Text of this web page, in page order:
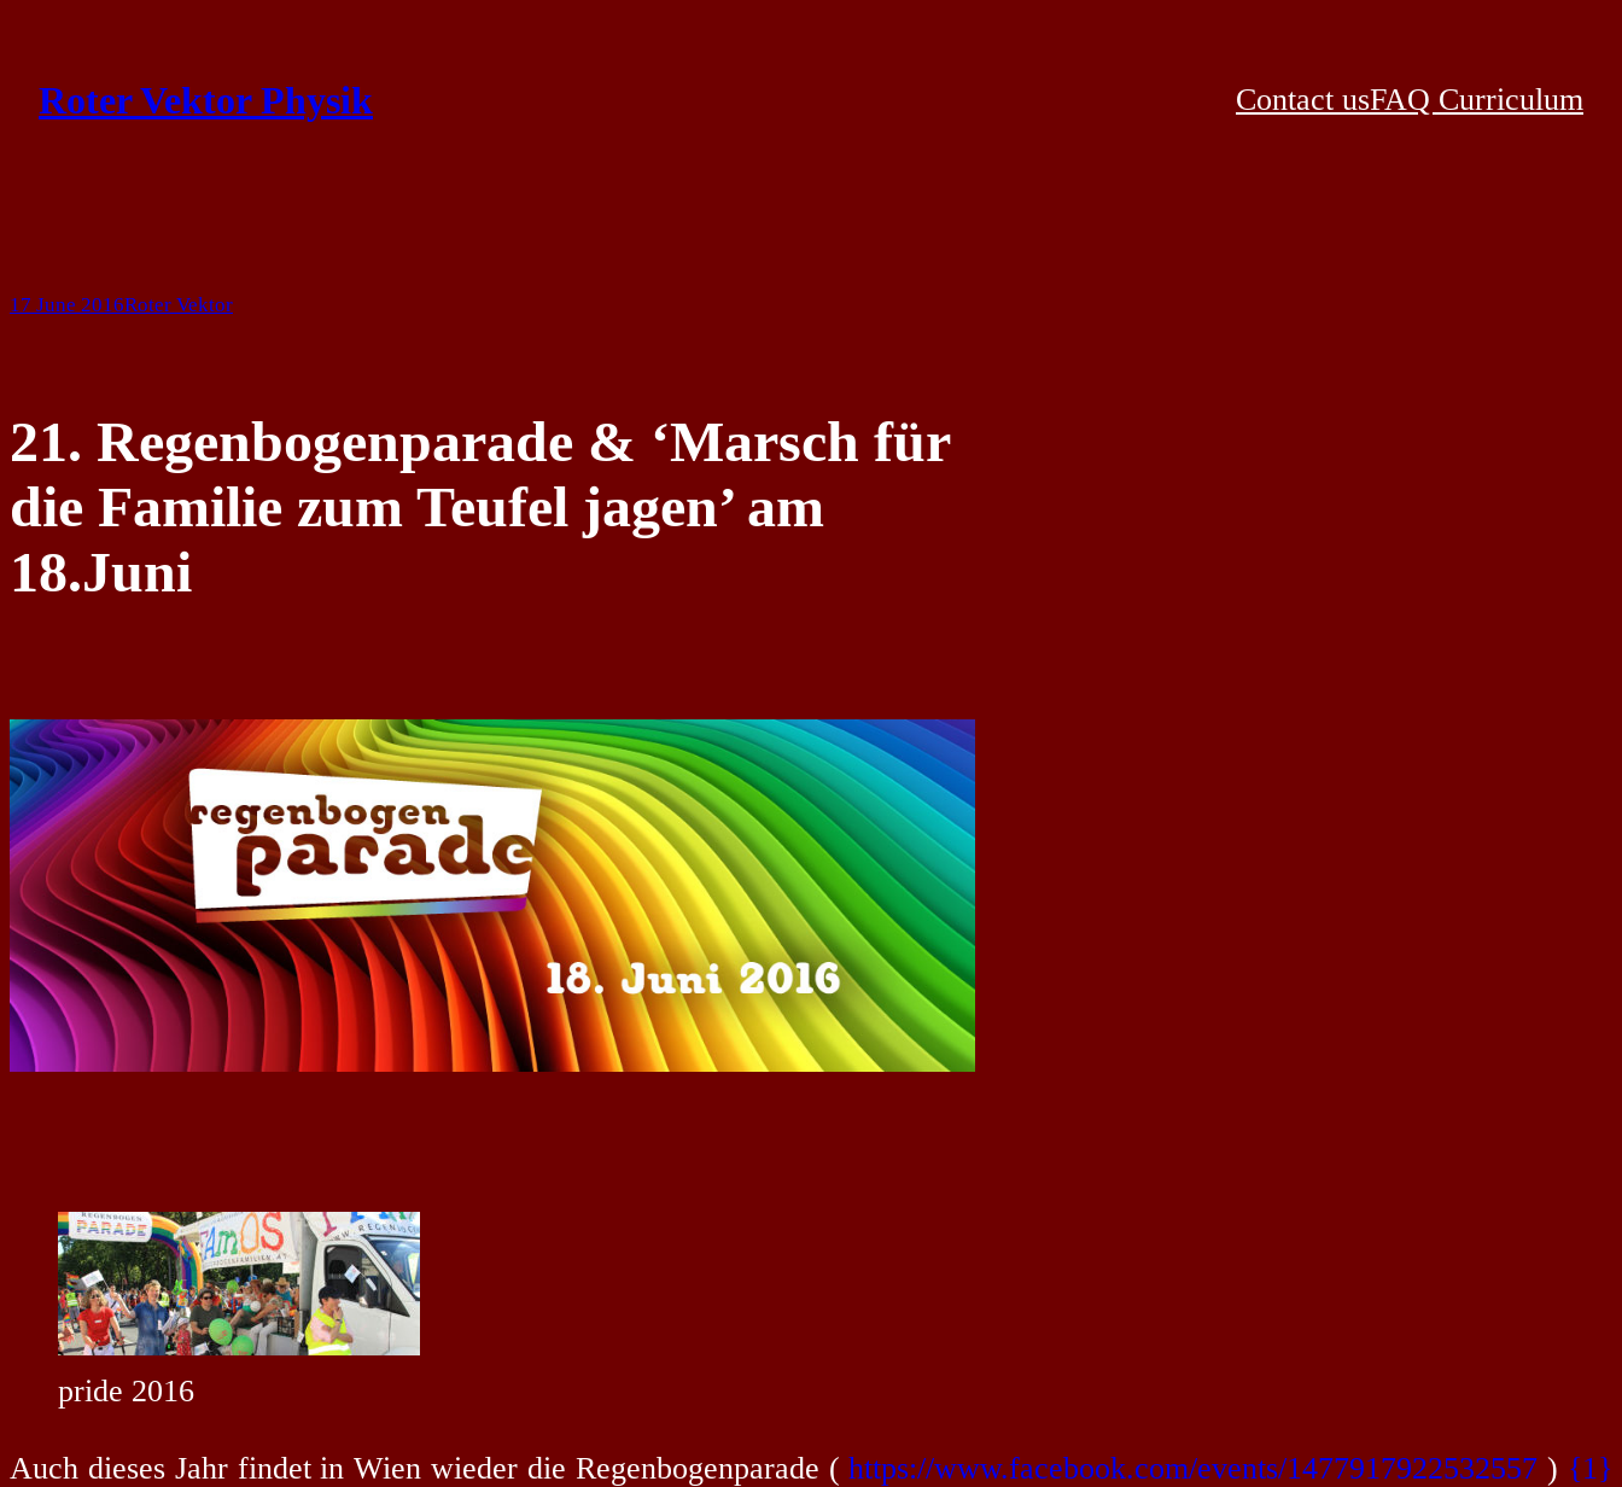
content
Roter Vektor Physik Contact usFAQ Curriculum
17 June 2016Roter Vektor
21. Regenbogenparade & ‘Marsch für
die Familie zum Teufel jagen’ am
18.Juni
pride 2016
Auch dieses Jahr findet in Wien wieder die Regenbogenparade (https://www.facebook.com/events/1477917922532557 ) {1}